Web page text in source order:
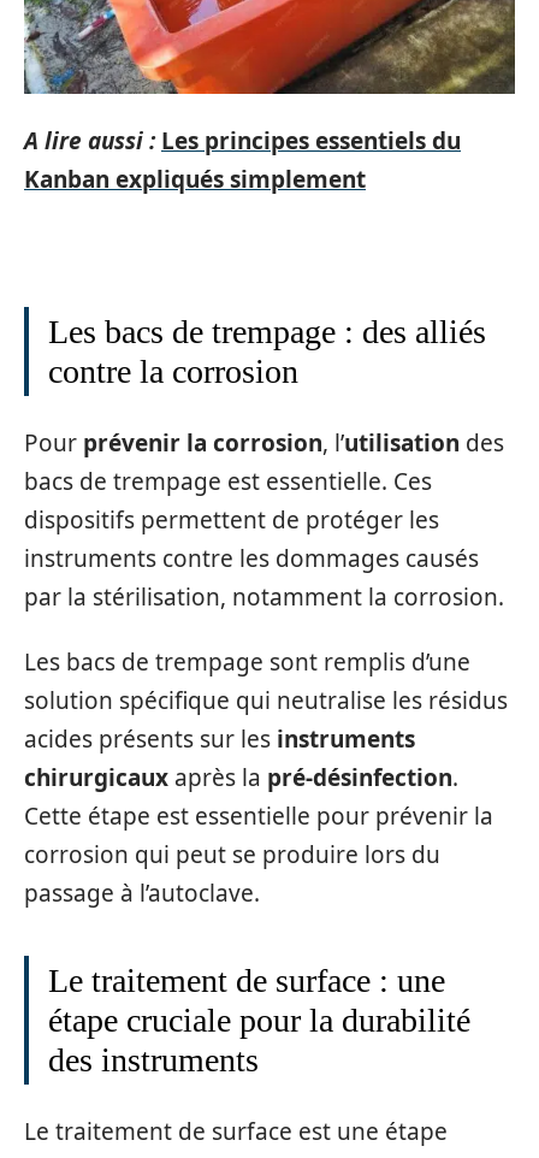
A lire aussi : Les principes essentiels du
Kanban expliqués simplement
Les bacs de trempage : des alliés
contre la corrosion
Pour prévenir la corrosion, l’utilisation des
bacs de trempage est essentielle. Ces
dispositifs permettent de protéger les
instruments contre les dommages causés
par la stérilisation, notamment la corrosion.
Les bacs de trempage sont remplis d’une
solution spécifique qui neutralise les résidus
acides présents sur les instruments
chirurgicaux après la pré-désinfection.
Cette étape est essentielle pour prévenir la
corrosion qui peut se produire lors du
passage à l’autoclave.
Le traitement de surface : une
étape cruciale pour la durabilité
des instruments
Le traitement de surface est une étape